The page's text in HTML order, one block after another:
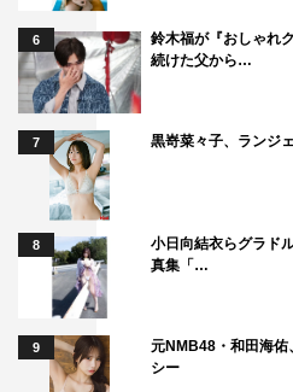
6
鈴木福が『おしゃれ
続けた父から…
7 黒嵜菜々子、ランジ
8
小日向結衣らグラド
真集「…
9
元NMB48・和田海佑
シー